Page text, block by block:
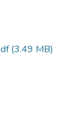
(3.49 MB)